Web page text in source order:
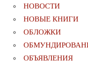
НОВОСТИ
НОВЫЕ КНИГИ
ОБЛОЖКИ
ОБЪЯВЛЕНИЯ